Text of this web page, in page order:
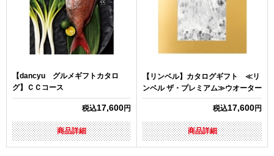
【dancyu グルメギフトカタロ
グ】ＣＣコース
税込17,600円
商品詳細
【リンベル】カタログギフト ≪リ
ンベル ザ・プレミアム≫ウオーター
税込17,600円
商品詳細